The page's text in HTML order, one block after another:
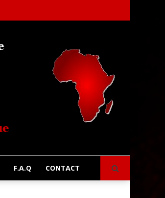
F.A.Q CONTACT